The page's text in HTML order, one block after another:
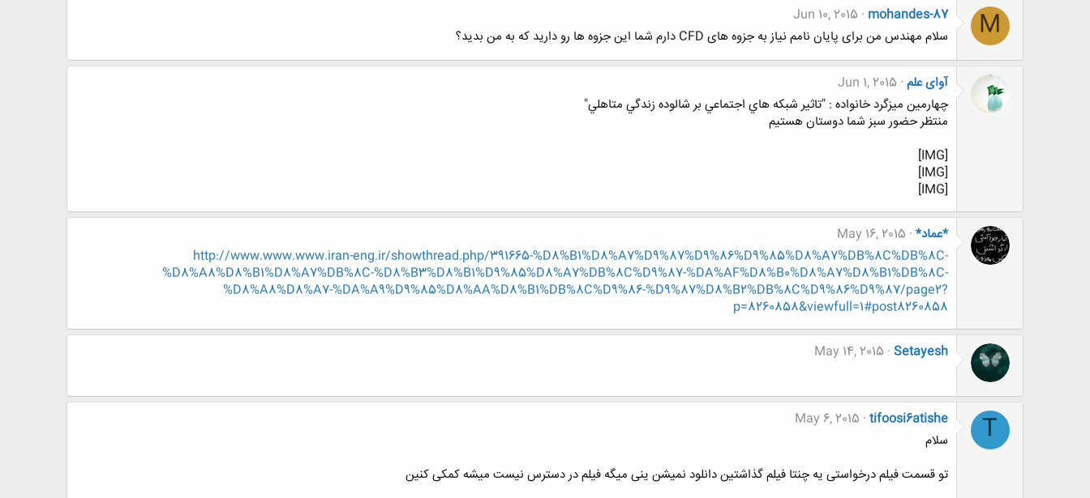
M
mohandes-87
Jun 10, 2015
سلام مهندس من برای پایان نامم نیاز به جزوه های CFD دارم شما این جزوه ها رو دارید که به من بدید؟
آوای علم Jun 1, 2015
چهارمين ميزگرد خانواده : "تاثير شبكه هاي اجتماعي بر شالوده زندگي متاهلي"
منتظر حضور سبز شما دوستان هستيم
[IMG]
[IMG]
[IMG]
*عماد* May 16, 2015
http://www.www.www.iran-eng.ir/showthread.php/391665-%D8%B1%D8%A7%D9%87%D9%86%D9%85%D8%A7%DB%8C%DB%8C-
%D8%A8%D8%B1%D8%A7%DB%8C-%D8%B3%D8%B1%D9%85%D8%A7%DB%8C%D9%87-%DA%AF%D8%B0%D8%A7%D8%B1%DB%8C-
%D8%A8%D8%A7-%DA%A9%D9%85%D8%AA%D8%B1%DB%8C%D9%86-%D9%87%D8%B2%DB%8C%D9%86%D9%87/page2?
p=8260858&viewfull=1#post8260858
Setayesh
May 14, 2015
T
tifoosi6atishe
May 6, 2015
سلام
تو قسمت فیلم درخواستی یه چنتا فیلم گذاشتین دانلود نمیشن ینی میگه فیلم در دسترس نیست میشه کمکی کنین